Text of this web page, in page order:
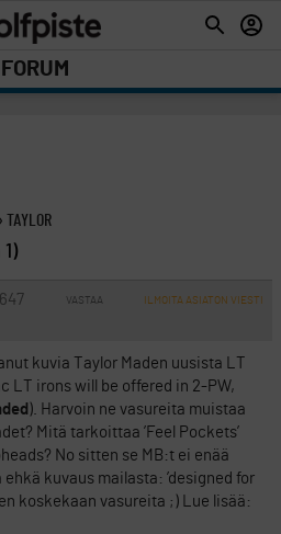
FORUM
› TAYLOR
VASTAA ILMOITA ASIATON VIESTI
kuvia Taylor Maden uusista LT
LT irons will be offered in 2-PW,
). Harvoin ne vasureita muistaa
Mitä tarkoittaa ’Feel Pockets’
No sitten se MB:t ei enää
kuvaus mailasta: ’designed for
koskekaan vasureita ;) Lue lisää: